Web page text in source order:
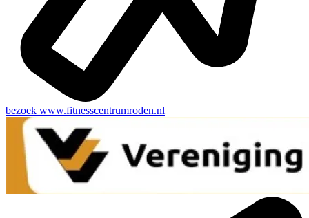
bezoek www.fitnesscentrumroden.nl